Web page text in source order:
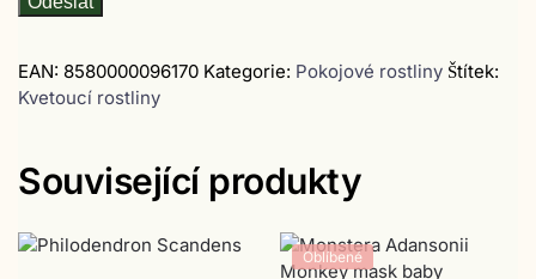
EAN: 8580000096170 Kategorie: Pokojové rostliny Štítek:
Kvetoucí rostliny
Související produkty
Oblíbené